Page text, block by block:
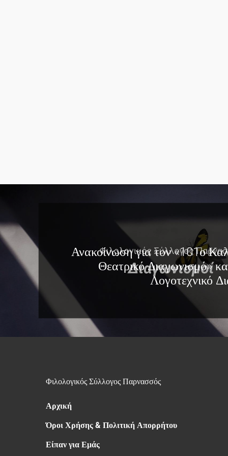
Ανακοίνωση για τον «101ο
Θεατρικό Διαγωνισμό»
Λογοτεχνικό
Φιλολογικός Σύλλογος Παρνασσός
Αρχική
Όροι Χρήσης & Πολιτική Απορρήτου
Είπαν για Εμάς